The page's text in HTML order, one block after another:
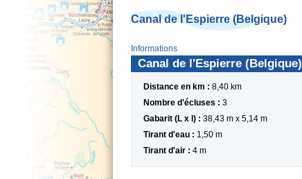
Canal de l'Espierre (Belgique)
Informations
Canal de l'Espierre (Belgique)
Distance en km : 8,40 km
Nombre d'écluses : 3
Gabarit (L x l) : 38,43 m x 5,14 m
Tirant d'eau : 1,50 m
Tirant d'air : 4 m